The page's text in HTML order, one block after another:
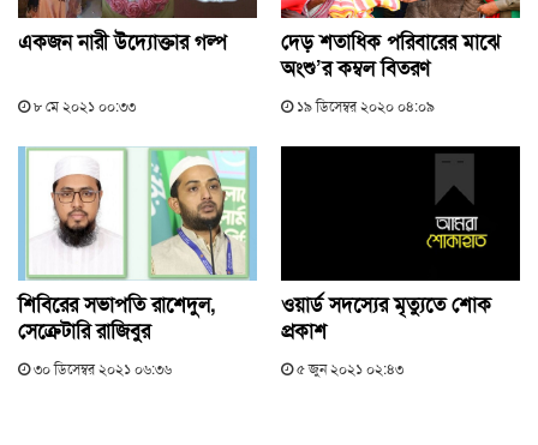
একজন নারী উদ্যোক্তার গল্প
৮ মে ২০২১ ০০:৩৩
দেড় শতাধিক পরিবারের মাঝে
অংশু’র কম্বল বিতরণ
১৯ ডিসেম্বর ২০২০ ০৪:০৯
শিবিরের সভাপতি রাশেদুল,
সেক্রেটারি রাজিবুর
৩০ ডিসেম্বর ২০২১ ০৬:৩৬
ওয়ার্ড সদস্যের মৃত্যুতে শোক
প্রকাশ
৫ জুন ২০২১ ০২:৪৩